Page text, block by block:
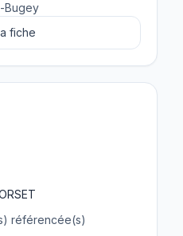
Bugey
fiche
référencée(s)